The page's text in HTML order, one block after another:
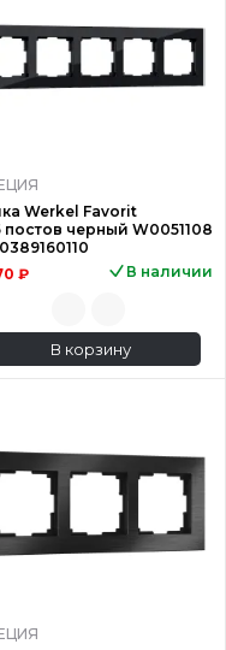
Werkel Favorit
постов черный W0051108
₽
В наличии
В корзину